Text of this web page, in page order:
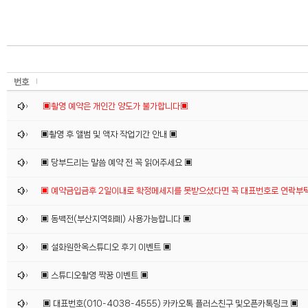
번호
▣촬영 예약은 개인간 양도가 불가합니다▣
▣촬영 후 앨범 및 액자 작업기간 안내 ▣
▣ 당부드리는 말씀 예약 전 꼭 읽어주세요 ▣
▣ 예약금입금후 2일이내로 확정메세지를 못받으셨다면 꼭 대표번호로 연락부
▣ 동백전(부산지역화폐) 사용가능합니다 ▣
▣ 설화원한옥스튜디오 후기 이벤트 ▣
▣ 스튜디오촬영 짝꿍 이벤트 ▣
▣ 대표번호(010-4038-4555) 카카오톡 플러스친구 및오픈카톡링크 ▣